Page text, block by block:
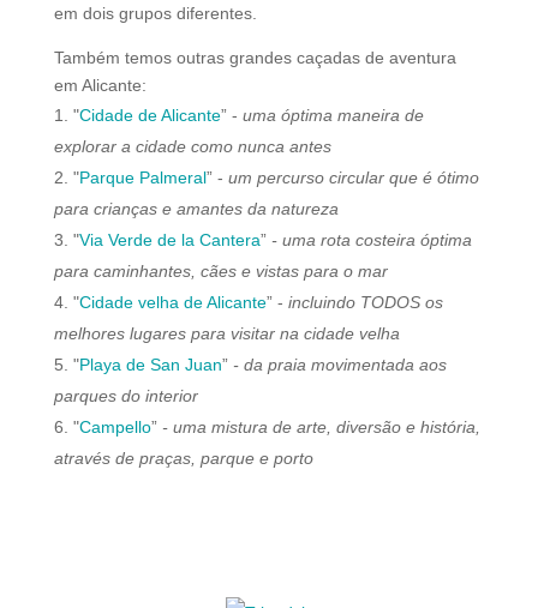
em dois grupos diferentes.
Também temos outras grandes caçadas de aventura
em Alicante:
"Cidade de Alicante” - uma óptima maneira de
explorar a cidade como nunca antes
"Parque Palmeral” - um percurso circular que é ótimo
para crianças e amantes da natureza
"Via Verde de la Cantera” - uma rota costeira óptima
para caminhantes, cães e vistas para o mar
"Cidade velha de Alicante” - incluindo TODOS os
melhores lugares para visitar na cidade velha
"Playa de San Juan”- da praia movimentada aos
parques do interior
"Campello”- uma mistura de arte, diversão e história,
através de praças, parque e porto